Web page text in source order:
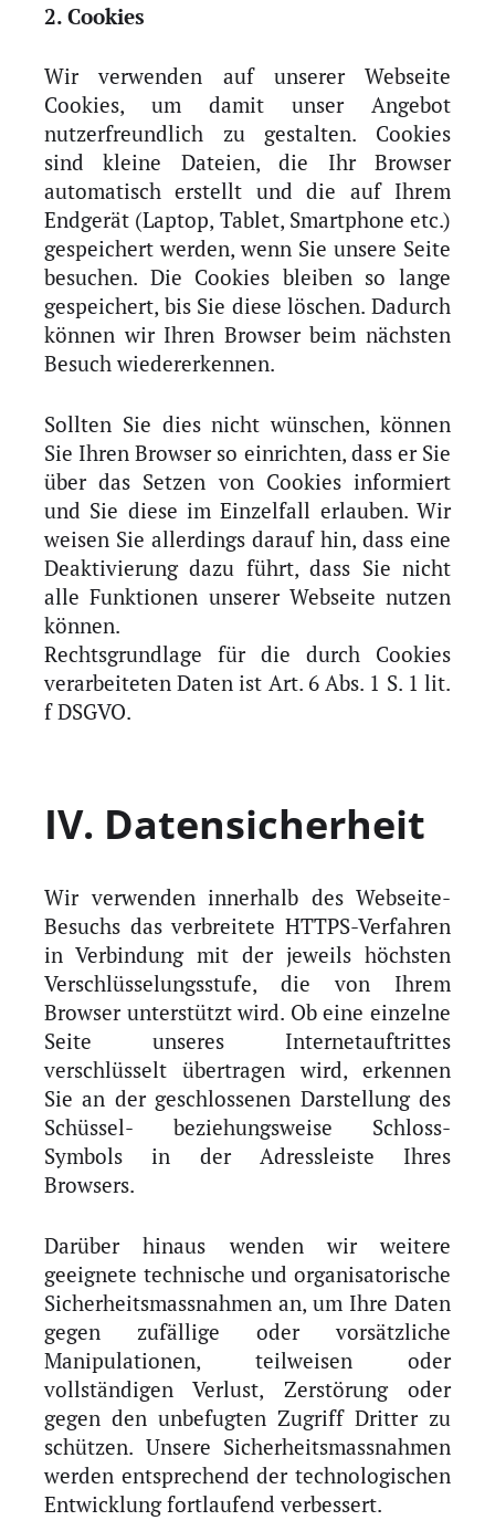
2. Cookies
Wir verwenden auf unserer Webseite
Cookies, um damit unser Angebot
nutzerfreundlich zu gestalten. Cookies
sind kleine Dateien, die Ihr Browser
automatisch erstellt und die auf Ihrem
Endgerät (Laptop, Tablet, Smartphone etc.)
gespeichert werden, wenn Sie unsere Seite
besuchen. Die Cookies bleiben so lange
gespeichert, bis Sie diese löschen. Dadurch
können wir Ihren Browser beim nächsten
Besuch wiedererkennen.
Sollten Sie dies nicht wünschen, können
Sie Ihren Browser so einrichten, dass er Sie
über das Setzen von Cookies informiert
und Sie diese im Einzelfall erlauben. Wir
weisen Sie allerdings darauf hin, dass eine
Deaktivierung dazu führt, dass Sie nicht
alle Funktionen unserer Webseite nutzen
können.
Rechtsgrundlage für die durch Cookies
verarbeiteten Daten ist Art. 6 Abs. 1 S. 1 lit.
f DSGVO.
IV. Datensicherheit
Wir verwenden innerhalb des Webseite-
Besuchs das verbreitete HTTPS-Verfahren
in Verbindung mit der jeweils höchsten
Verschlüsselungsstufe, die von Ihrem
Browser unterstützt wird. Ob eine einzelne
Seite unseres Internetauftrittes
verschlüsselt übertragen wird, erkennen
Sie an der geschlossenen Darstellung des
Schüssel- beziehungsweise Schloss-
Symbols in der Adressleiste Ihres
Browsers.
Darüber hinaus wenden wir weitere
geeignete technische und organisatorische
Sicherheitsmassnahmen an, um Ihre Daten
gegen zufällige oder vorsätzliche
Manipulationen, teilweisen oder
vollständigen Verlust, Zerstörung oder
gegen den unbefugten Zugriff Dritter zu
schützen. Unsere Sicherheitsmassnahmen
werden entsprechend der technologischen
Entwicklung fortlaufend verbessert.